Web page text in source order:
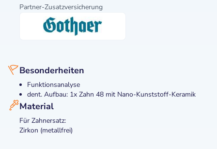
Partner-Zusatzversicherung
Besonderheiten
Funktionsanalyse
dent. Aufbau: 1x Zahn 48 mit Nano-Kunststoff-Keramik
Material
Für Zahnersatz:
Zirkon (metallfrei)